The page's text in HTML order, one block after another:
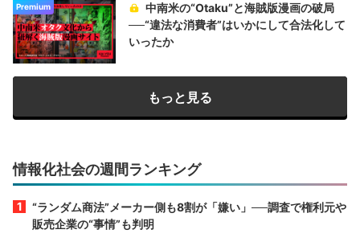
Premium
中南米の“Otaku”と海賊版漫画の破局
──“違法な消費者”はいかにして合法化して
いったか
もっと見る
情報化社会の週間ランキング
“ランダム商法”メーカー側も8割が「嫌い」──調査で権利元や
販売企業の“事情”も判明